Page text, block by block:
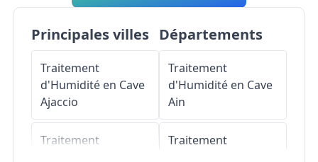
Principales villes
Traitement
d'Humidité en Cave
Ajaccio
Traitement
Départements
Traitement
d'Humidité en Cave
Ain
Traitement